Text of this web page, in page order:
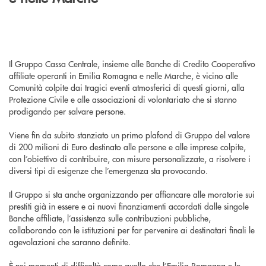
Il Gruppo Cassa Centrale, insieme alle Banche di Credito Cooperativo
affiliate operanti in Emilia Romagna e nelle Marche, è vicino alle
Comunità colpite dai tragici eventi atmosferici di questi giorni, alla
Protezione Civile e alle associazioni di volontariato che si stanno
prodigando per salvare persone.
Viene fin da subito stanziato un primo plafond di Gruppo del valore
di 200 milioni di Euro destinato alle persone e alle imprese colpite,
con l’obiettivo di contribuire, con misure personalizzate, a risolvere i
diversi tipi di esigenze che l’emergenza sta provocando.
Il Gruppo si sta anche organizzando per affiancare alle moratorie sui
prestiti già in essere e ai nuovi finanziamenti accordati dalle singole
Banche affiliate, l’assistenza sulle contribuzioni pubbliche,
collaborando con le istituzioni per far pervenire ai destinatari finali le
agevolazioni che saranno definite.